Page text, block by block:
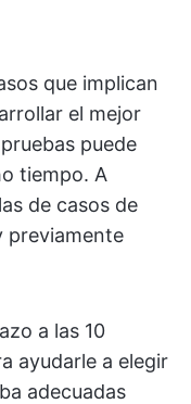
que implican
el mejor
puede
tiempo. A
de casos de
previamente
a las 10
ayudarle a elegir
adecuadas